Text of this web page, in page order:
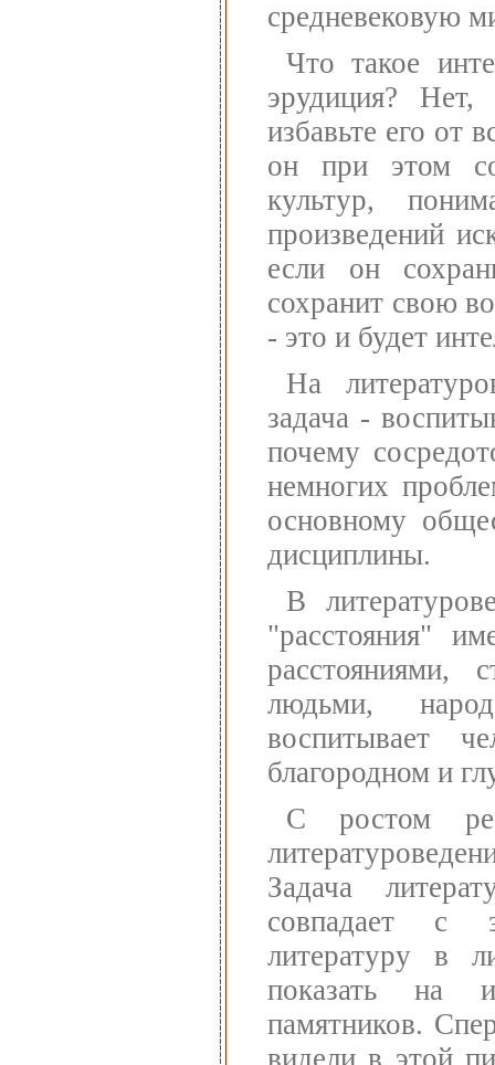
средневековую
Что такое
эрудиция?
избавьте его от
он при этом
культур,
произведений
если он
сохранит свою
- это и будет
На
задача -
почему
немногих
основному
дисциплины.
В
"расстояния"
расстояниями,
людьми,
воспитывает
благородном и
С ростом
Задача
совпадает с
литературу в
показать на
памятников.
видели в этой